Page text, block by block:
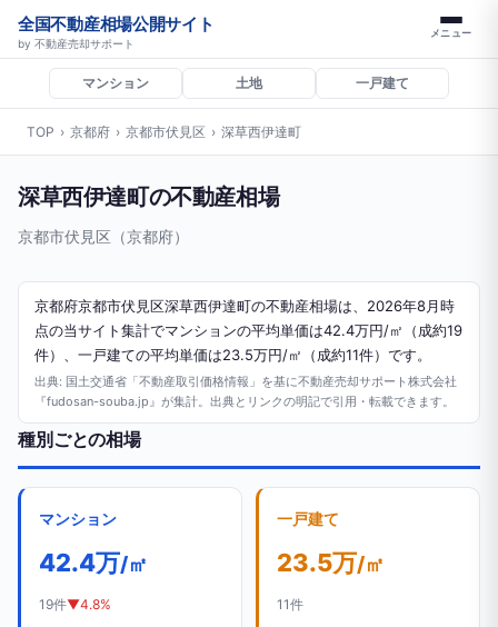
全国不動産相場公開サイト
by 不動産売却サポート
メニュー
マンション 土地 一戸建て
TOP › 京都府 › 京都市伏見区 › 深草西伊達町
深草西伊達町の不動産相場
京都市伏見区（京都府）
京都府京都市伏見区深草西伊達町の不動産相場は、2026年8月時
点の当サイト集計でマンションの平均単価は42.4万円/㎡（成約19
件）、一戸建ての平均単価は23.5万円/㎡（成約11件）です。
出典: 国土交通省「不動産取引価格情報」を基に不動産売却サポート株式会社
『fudosan-souba.jp』が集計。出典とリンクの明記で引用・転載できます。
種別ごとの相場
マンション
42.4万/㎡
19件▼4.8%
一戸建て
23.5万/㎡
11件